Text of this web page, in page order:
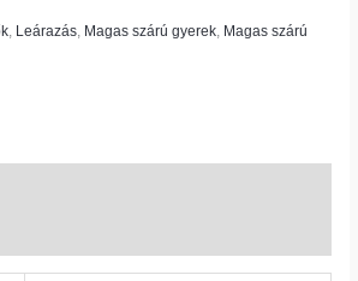
, Leárazás, Magas szárú gyerek, Magas szárú